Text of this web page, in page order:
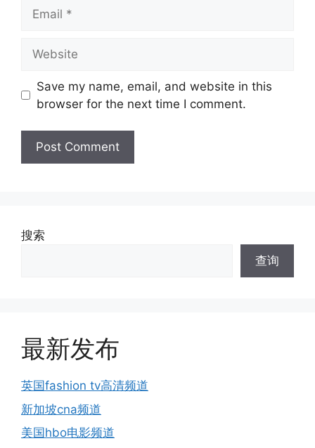
Save my name, email, and website in this
browser for the next time I comment.
搜索
查询
最新发布
英国fashion tv高清频道
新加坡cna频道
美国hbo电影频道